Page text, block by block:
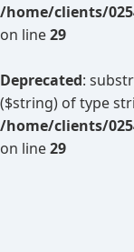
/home/clients/
on line29
Deprecated:
($string) of type
/home/clients/
on line29